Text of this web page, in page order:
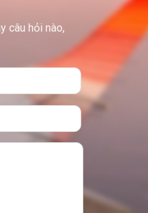
câu hỏi nào,